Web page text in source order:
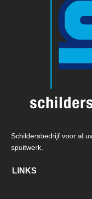
Schildersbedrijf voor al
spuitwerk.
LINKS